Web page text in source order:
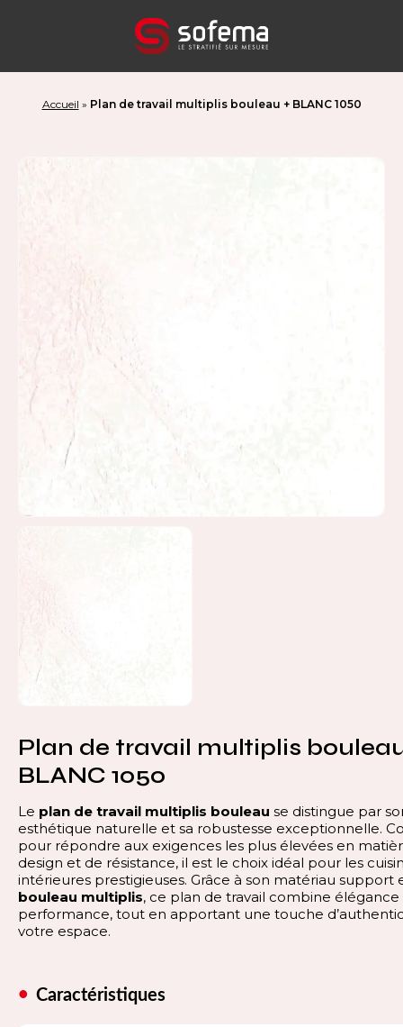
Accueil » Plan de travail multiplis bouleau + BLANC 1050
Plan de travail multiplis
BLANC 1050
Le plan de travail multiplis bouleau se distingue par
esthétique naturelle et sa robustesse exceptionnelle.
pour répondre aux exigences les plus élevées en
design et de résistance, il est le choix idéal pour les
intérieures prestigieuses. Grâce à son matériau support
bouleau multiplis, ce plan de travail combine
performance, tout en apportant une touche
votre espace.
Caractéristiques